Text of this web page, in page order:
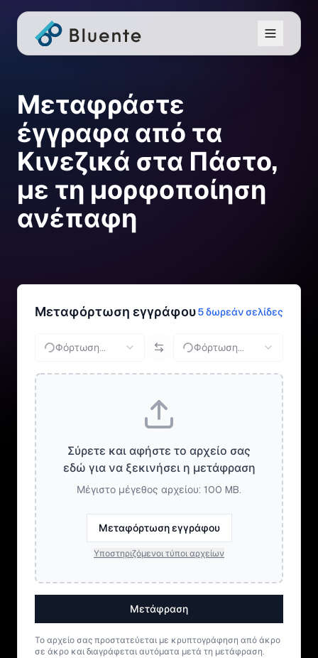
Μεταφράστε
έγγραφα από τα
Κινεζικά στα Πάστο,
με τη μορφοποίηση
ανέπαφη
Μεταφόρτωση εγγράφου5 δωρεάν σελίδες
Φόρτωση... Φόρτωση...
Σύρετε και αφήστε το αρχείο σας
εδώ για να ξεκινήσει η μετάφραση
Μέγιστο μέγεθος αρχείου: 100 MB.
Μεταφόρτωση εγγράφου
Υποστηριζόμενοι τύποι αρχείων
Μετάφραση
Το αρχείο σας προστατεύεται με κρυπτογράφηση από άκρο
σε άκρο και διαγράφεται αυτόματα μετά τη μετάφραση.